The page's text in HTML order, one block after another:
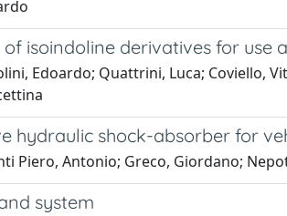
isoindoline derivatives for use
Edoardo; Quattrini, Luca; Coviello,
hydraulic shock-absorber for
Piero, Antonio; Greco, Giordano;
system